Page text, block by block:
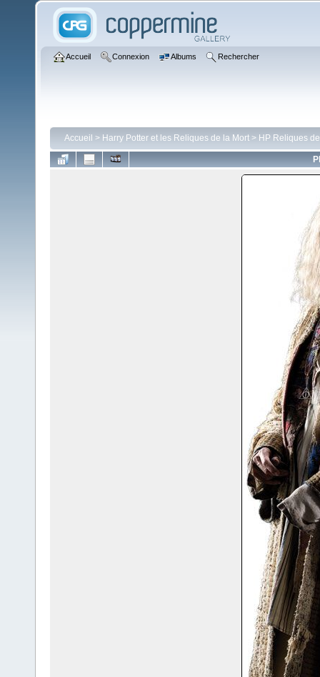
Accueil Connexion Albums Rechercher
Accueil > Harry Potter et les Reliques de la Mort > HP Reliques